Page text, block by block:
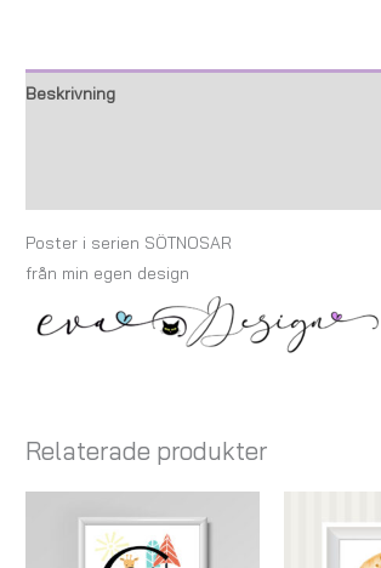
Beskrivning
Poster i serien SÖTNOSAR
från min egen design
Relaterade produkter
119,00 kr
till
179,00 kr